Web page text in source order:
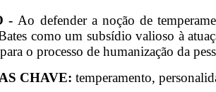
- Ao defender a noção de
como um subsídio valioso à
o processo de humanização da
CHAVE: temperamento,